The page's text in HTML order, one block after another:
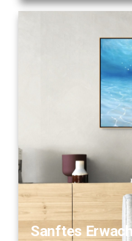
Sanftes